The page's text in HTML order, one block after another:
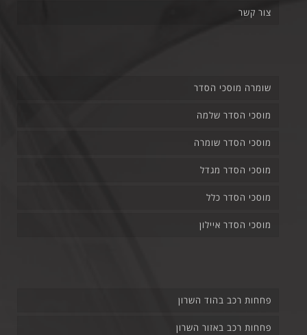
צור קשר
שומרה מוסכי הסדר
מוסכי הסדר שלמה
מוסכי הסדר שומרה
מוסכי הסדר מגדל
מוסכי הסדר כלל
מוסכי הסדר איילון
פחחות רכב בהוד השרון
פחחות רכב באזור השרון